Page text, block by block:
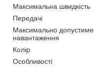
Максимальна швидкість
Передачі
Максимально допустиме
навантаження
Колір
Особливості